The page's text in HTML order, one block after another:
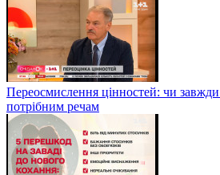
Переосмислення цінностей: чи
потрібним речам